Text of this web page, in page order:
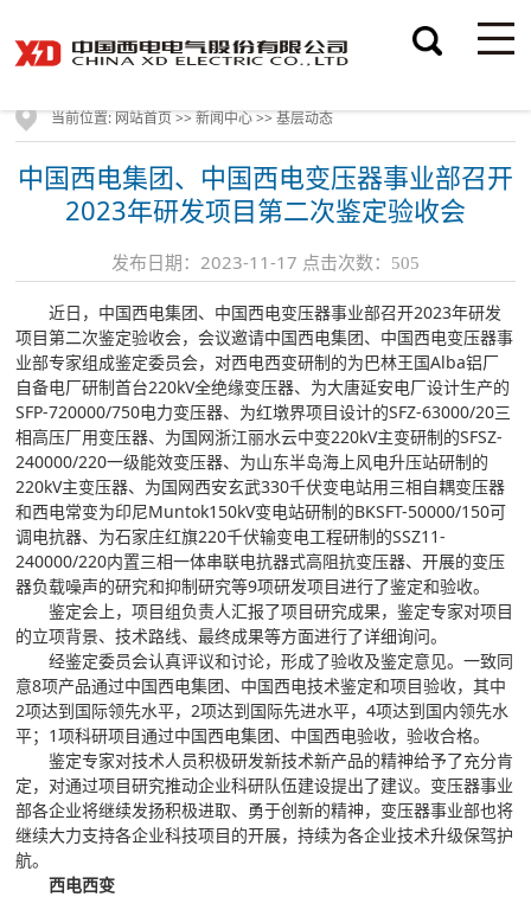
当前位置:网站首页>>新闻中心>>基层动态
中国西电集团、中国西电变压器事业部召开
2023年研发项目第二次鉴定验收会
发布日期：2023-11-17 点击次数： 505
近日，中国西电集团、中国西电变压器事业部召开2023年研发
项目第二次鉴定验收会，会议邀请中国西电集团、中国西电变压器事
业部专家组成鉴定委员会，对西电西变研制的为巴林王国Alba铝厂
自备电厂研制首台220kV全绝缘变压器、为大唐延安电厂设计生产的
SFP-720000/750电力变压器、为红墩界项目设计的SFZ-63000/20三
相高压厂用变压器、为国网浙江丽水云中变220kV主变研制的SFSZ-
240000/220一级能效变压器、为山东半岛海上风电升压站研制的
220kV主变压器、为国网西安玄武330千伏变电站用三相自耦变压器
和西电常变为印尼Muntok150kV变电站研制的BKSFT-50000/150可
调电抗器、为石家庄红旗220千伏输变电工程研制的SSZ11-
240000/220内置三相一体串联电抗器式高阻抗变压器、开展的变压
器负载噪声的研究和抑制研究等9项研发项目进行了鉴定和验收。
鉴定会上，项目组负责人汇报了项目研究成果，鉴定专家对项目
的立项背景、技术路线、最终成果等方面进行了详细询问。
经鉴定委员会认真评议和讨论，形成了验收及鉴定意见。一致同
意8项产品通过中国西电集团、中国西电技术鉴定和项目验收，其中
2项达到国际领先水平，2项达到国际先进水平，4项达到国内领先水
平；1项科研项目通过中国西电集团、中国西电验收，验收合格。
鉴定专家对技术人员积极研发新技术新产品的精神给予了充分肯
定，对通过项目研究推动企业科研队伍建设提出了建议。变压器事业
部各企业将继续发扬积极进取、勇于创新的精神，变压器事业部也将
继续大力支持各企业科技项目的开展，持续为各企业技术升级保驾护
航。
西电西变